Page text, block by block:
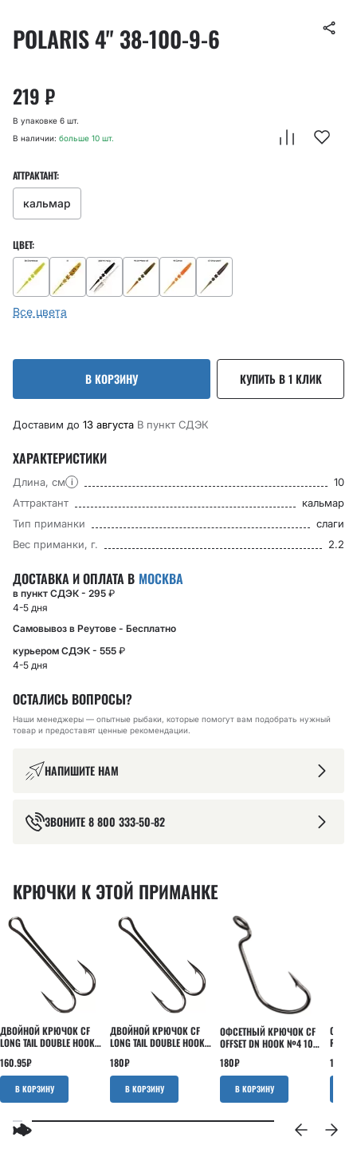
POLARIS 4" 38-100-9-6
219₽
В упаковке 6 шт.
В наличии: больше 10 шт.
АТТРАКТАНТ:
кальмар
ЦВЕТ:
Все цвета
В КОРЗИНУ КУПИТЬ В 1 КЛИК
Доставим до 13 августа В пункт CДЭК
ХАРАКТЕРИСТИКИ
Длина, см i
10
Аттрактант
кальмар
Тип приманки
слаги
Вес приманки, г.
2.2
ДОСТАВКА И ОПЛАТА В МОСКВА
в пункт СДЭК - 295 ₽
4-5 дня
Самовывоз в Реутове - Бесплатно
курьером СДЭК - 555 ₽
4-5 дня
ОСТАЛИСЬ ВОПРОСЫ?
Наши менеджеры — опытные рыбаки, которые помогут вам подобрать нужный
товар и предоставят ценные рекомендации.
НАПИШИТЕ НАМ
ЗВОНИТЕ8 800 333-50-82
КРЮЧКИ К ЭТОЙ ПРИМАНКЕ
ДВОЙНОЙ КРЮЧОК CF
LONG TAIL DOUBLE HOOK
160.95₽
В КОРЗИНУ
ДВОЙНОЙ КРЮЧОК CF
LONG TAIL DOUBLE HOOK
180₽
В КОРЗИНУ
ОФСЕТНЫЙ КРЮЧОК CF
OFFSET DN HOOK №4 10
180₽
В КОРЗИНУ
151.43